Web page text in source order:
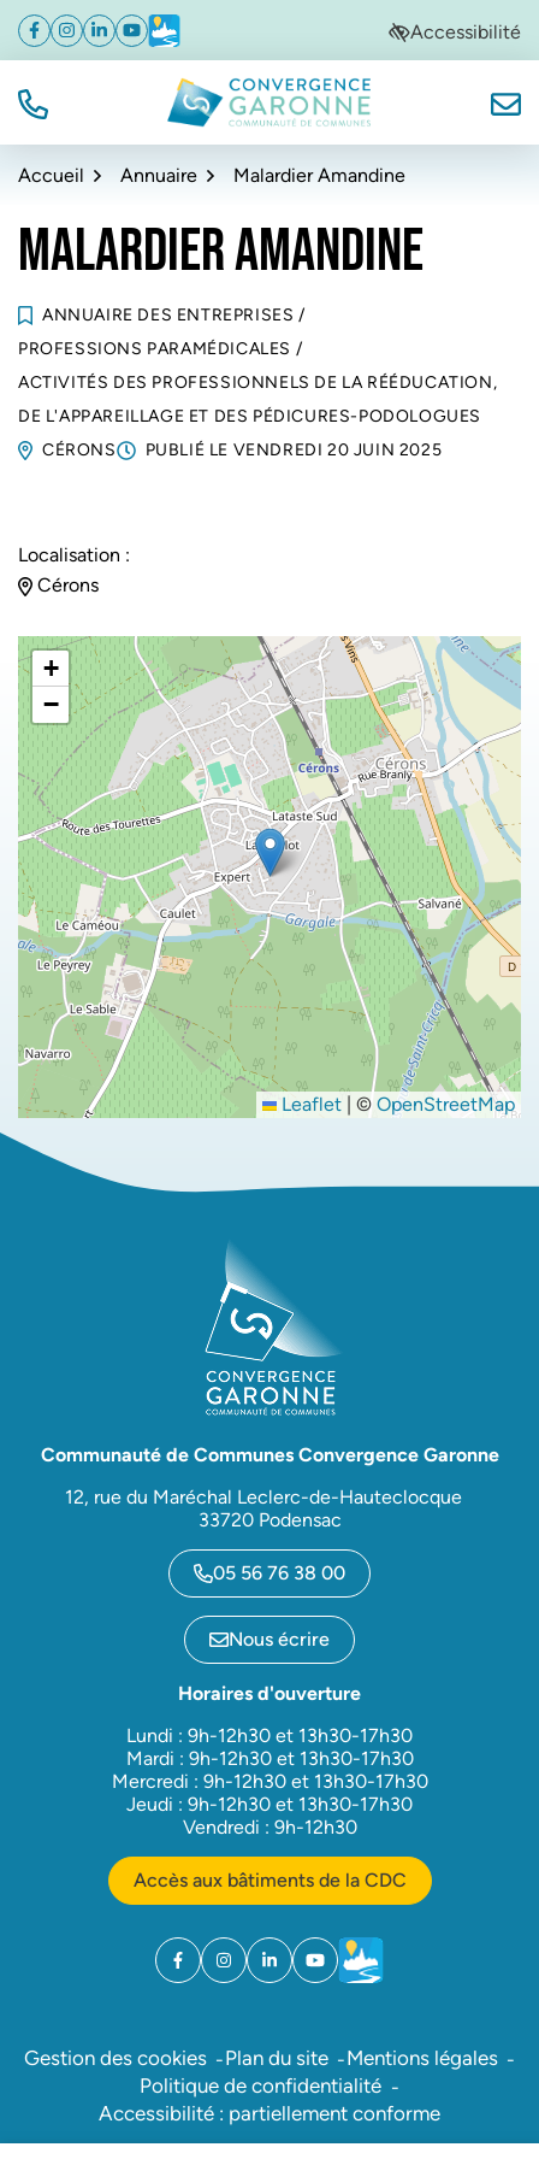
Aller
navigation
Aller
au
Aller
au
de
Facebook
(ouverture dans un nouvel onglet)
Instagram
(ouverture dans un nouvel onglet)
Linkedin
(ouverture dans un nouvel onglet)
YouTube
(ouverture dans un nouvel onglet)
Météo
(ouverture dans un nouvel onglet)Accessibilité
TÉL. Convergence Garonne
Accueil Annuaire Malardier Amandine
MALARDIER AMANDINE
ANNUAIRE DES ENTREPRISES /
PROFESSIONS PARAMÉDICALES /
ACTIVITÉS DES PROFESSIONNELS DE LA RÉÉDUCATION,
DE L'APPAREILLAGE ET DES PÉDICURES-PODOLOGUES
CÉRONS
PUBLIÉ LE VENDREDI 20 JUIN 2025
Localisation :
Cérons
+
−
Leaflet | © OpenStreetMap
Communauté de Communes Convergence Garonne
12, rue du Maréchal Leclerc-de-Hauteclocque
33720 Podensac
05 56 76 38 00
Nous écrire
Horaires d'ouverture
Lundi : 9h-12h30 et 13h30-17h30
Mardi : 9h-12h30 et 13h30-17h30
Mercredi : 9h-12h30 et 13h30-17h30
Jeudi : 9h-12h30 et 13h30-17h30
Vendredi : 9h-12h30
Accès aux bâtiments de la CDC
Facebook
(ouverture dans un nouvel onglet)
Instagram
(ouverture dans un nouvel onglet)
Linkedin
(ouverture dans un nouvel onglet)
YouTube
(ouverture dans un nouvel
Météo
(ouverture dans un
Gestion des cookies Plan du site
Mentions légales
Politique de confidentialité
Accessibilité : partiellement conforme